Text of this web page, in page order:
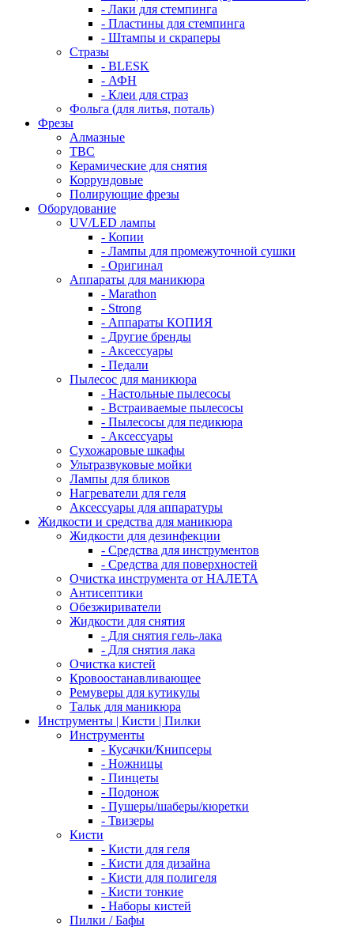
- Лаки для стемпинга
- Пластины для стемпинга
- Штампы и скраперы
Стразы
- BLESK
- АФН
- Клеи для страз
Фольга (для литья, поталь)
Фрезы
Алмазные
ТВС
Керамические для снятия
Коррундовые
Полирующие фрезы
Оборудование
UV/LED лампы
- Копии
- Лампы для промежуточной сушки
- Оригинал
Аппараты для маникюра
- Marathon
- Strong
- Аппараты КОПИЯ
- Другие бренды
- Аксессуары
- Педали
Пылесос для маникюра
- Настольные пылесосы
- Встраиваемые пылесосы
- Пылесосы для педикюра
- Аксессуары
Сухожаровые шкафы
Ультразвуковые мойки
Лампы для бликов
Нагреватели для геля
Аксессуары для аппаратуры
Жидкости и средства для маникюра
Жидкости для дезинфекции
- Средства для инструментов
- Средства для поверхностей
Очистка инструмента от НАЛЕТА
Антисептики
Обезжириватели
Жидкости для снятия
- Для снятия гель-лака
- Для снятия лака
Очистка кистей
Кровоостанавливающее
Ремуверы для кутикулы
Тальк для маникюра
Инструменты | Кисти | Пилки
Инструменты
- Кусачки/Книпсеры
- Ножницы
- Пинцеты
- Подонож
- Пушеры/шаберы/кюретки
- Твизеры
Кисти
- Кисти для геля
- Кисти для дизайна
- Кисти для полигеля
- Кисти тонкие
- Наборы кистей
Пилки / Бафы